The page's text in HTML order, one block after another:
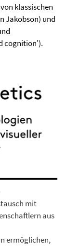
klassischen
Jakobson) und
cognition').
mit
aus
ermöglichen,